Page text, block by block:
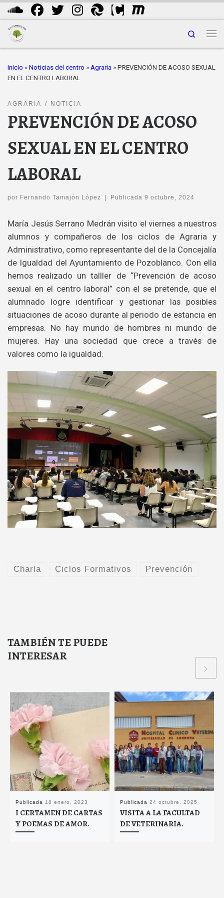
Saltar al contenido
Search
Inicio » Noticias del centro » Agraria » PREVENCIÓN DE ACOSO SEXUAL
EN EL CENTRO LABORAL
AGRARIA NOTICIA
PREVENCIÓN DE ACOSO
SEXUAL EN EL CENTRO
LABORAL
por Fernando Tamajón López Publicada 9 octubre, 2024
María Jesús Serrano Medrán visito el viernes a nuestros
alumnos y compañeros de los ciclos de Agraria y
Administrativo, como representante del de la Concejalía
de Igualdad del Ayuntamiento de Pozoblanco. Con ella
hemos realizado un talller de “Prevención de acoso
sexual en el centro laboral” con el se pretende, que el
alumnado logre identificar y gestionar las posibles
situaciones de acoso durante al periodo de estancia en
empresas. No hay mundo de hombres ni mundo de
mujeres. Hay una sociedad que crece a través de
valores como la igualdad.
Charla Ciclos Formativos Prevención
TAMBIÉN TE PUEDE
INTERESAR
Publicada 18 enero, 2023
I CERTAMEN DE CARTAS
Y POEMAS DE AMOR.
Publicada 24 octubre, 2025
VISITA A LA FACULTAD
DE VETERINARIA.